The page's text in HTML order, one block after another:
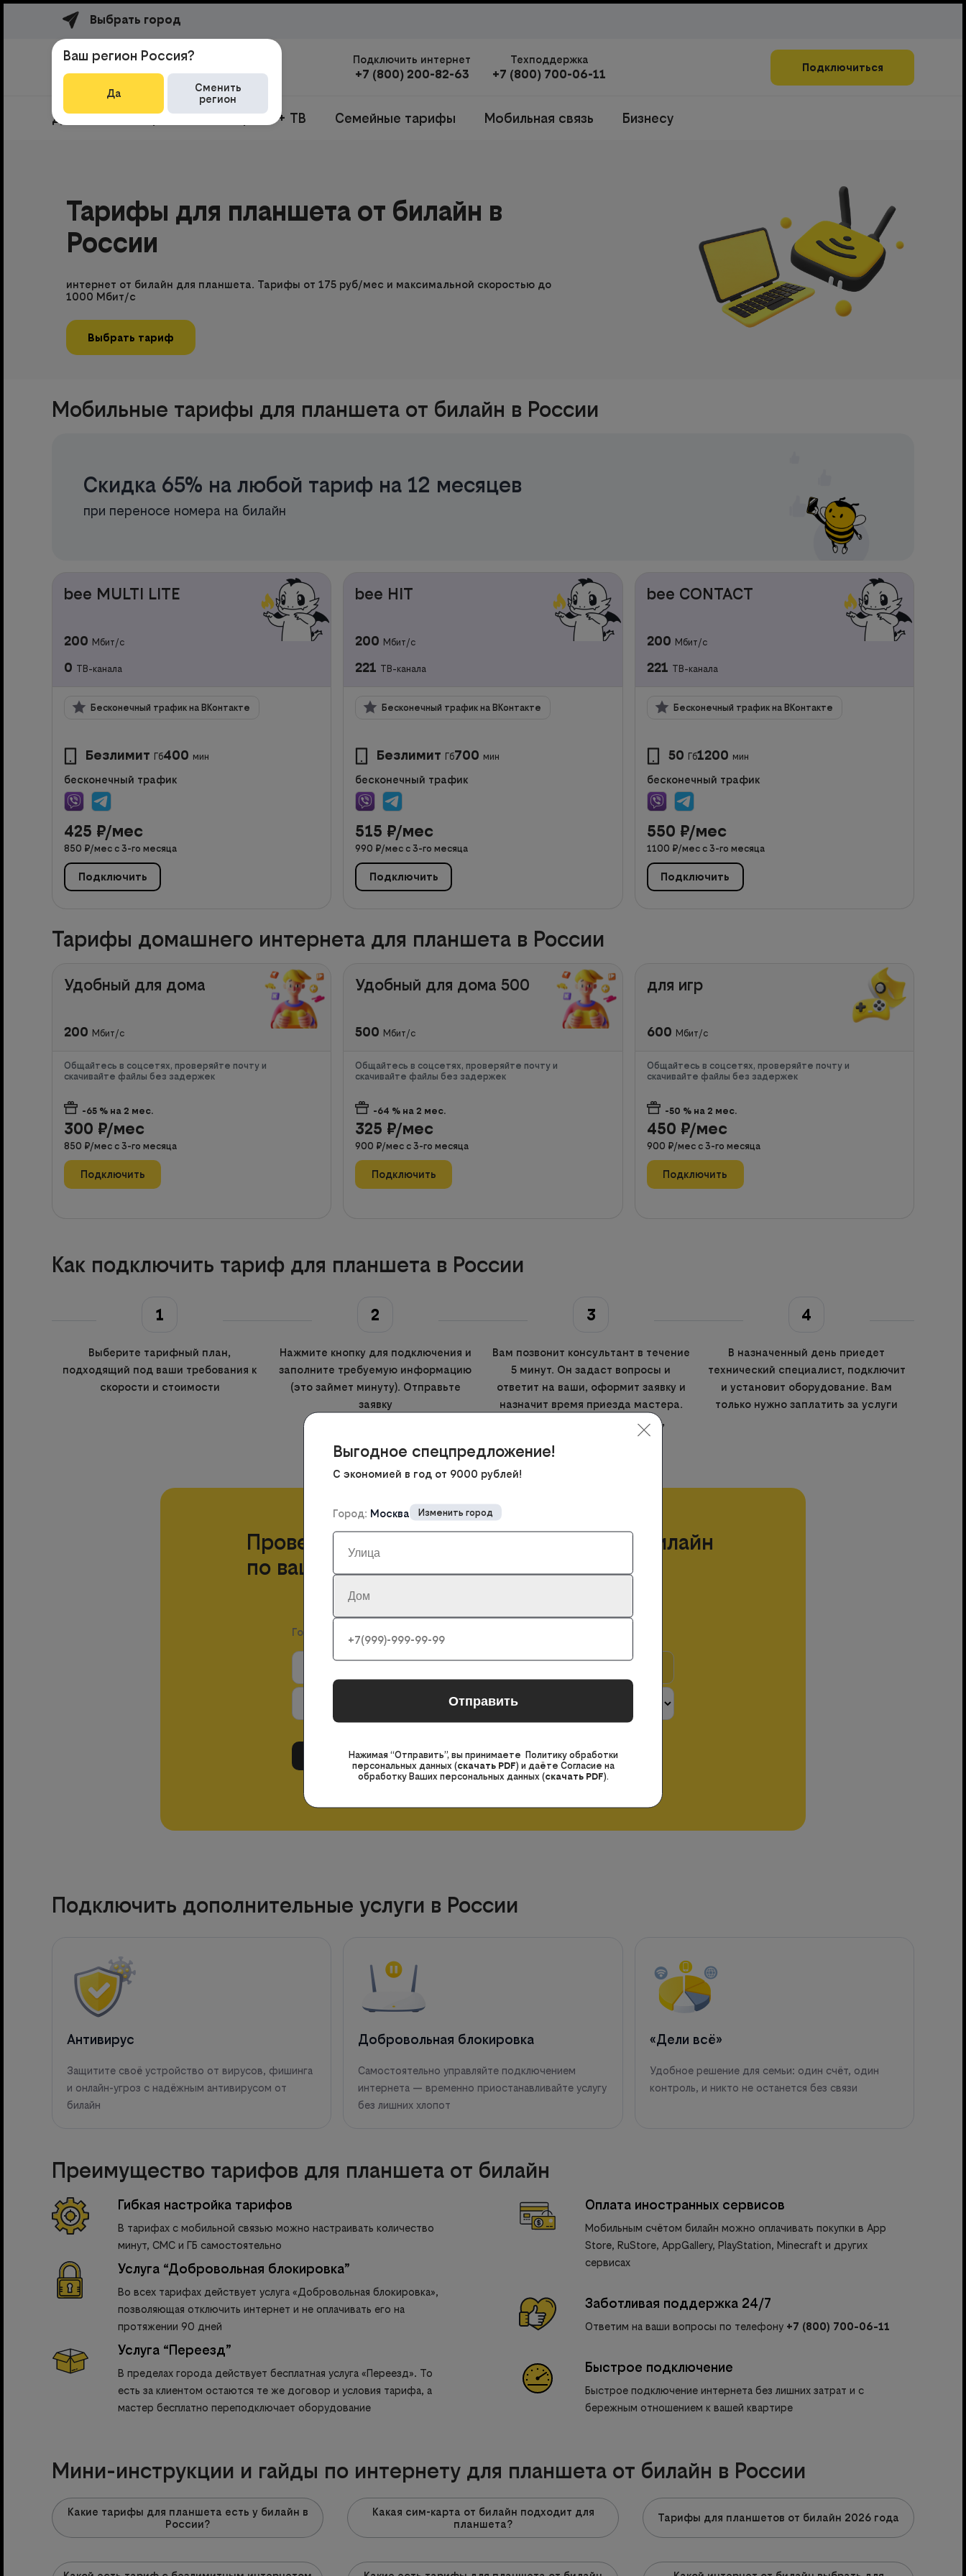
Выбрать город
Подключить интернет
+7 (800) 200-82-63
Техподдержка
+7 (800) 700-06-11 Подключиться
Домашний интернет Интернет + ТВ Семейные тарифы Мобильная связь Бизнесу
Тарифы для планшета от билайн в
России
интернет от билайн для планшета. Тарифы от 175 руб/мес и максимальной скоростью до
1000 Мбит/с
Выбрать тариф
Мобильные тарифы для планшета от билайн в России
Скидка 65% на любой тариф на 12 месяцев
при переносе номера на билайн
bee MULTI LITE
200 Мбит/с
0 ТВ-канала
Бесконечный трафик на ВКонтакте
Безлимит Гб400 мин
бесконечный трафик
425 ₽/мес
850 ₽/мес с 3-го месяца
Подключить
bee HIT
200 Мбит/с
221 ТВ-канала
Бесконечный трафик на ВКонтакте
Безлимит Гб700 мин
бесконечный трафик
515 ₽/мес
990 ₽/мес с3-го месяца
Подключить
bee CONTACT
200 Мбит/с
221 ТВ-канала
Бесконечный трафик на ВКонтакте
50 Гб1200 мин
бесконечный трафик
550 ₽/мес
1100 ₽/мес с 3-го месяца
Подключить
Тарифы домашнего интернета для планшета в России
Удобный для дома
200 Мбит/с
Общайтесь в соцсетях, проверяйте почту и
скачивайте файлы без задержек
-65 % на 2 мес.
300 ₽/мес
850 ₽/мес с 3-го месяца
Подключить
Удобный для дома 500
500 Мбит/с
Общайтесь в соцсетях, проверяйте почту и
скачивайте файлы без задержек
-64 % на2 мес.
325 ₽/мес
900 ₽/мес с3-го месяца
Подключить
для игр
600 Мбит/с
Общайтесь в соцсетях, проверяйте почту и
скачивайте файлы без задержек
-50 % на 2 мес.
450 ₽/мес
900 ₽/мес с 3-го месяца
Подключить
Как подключить тариф для планшета в России
1
Выберите тарифный план,
подходящий под ваши требования к
скорости и стоимости
2
Нажмите кнопку для подключения и
заполните требуемую информацию
(это займет минуту). Отправьте
заявку
3
Вам позвонит консультант в течение
5 минут. Он задаст вопросы и
ответит на ваши, оформит заявку и
назначит время приезда мастера.
Если у вас есть пожелания,
4
В назначенный день приедет
технический специалист, подключит
и установит оборудование. Вам
только нужно заплатить за услуги
Проверить возможность подключения билайн
по вашему адресу в России
Город:
обработки персональных данных (скачать PDF
даёте Согласие на обработку Ваших
персональных данных(скачать PDF)
Подключить дополнительные услуги в России
Антивирус
Защитите своё устройство от вирусов, фишинга
и онлайн-угроз с надёжным антивирусом от
билайн
Добровольная блокировка
Самостоятельно управляйте подключением
интернета — временно приостанавливайте услугу
без лишних хлопот
«Дели всё»
Удобное решение для семьи: один счёт, один
контроль, и никто не останется без связи
Преимущество тарифов для планшета от билайн
Гибкая настройка тарифов
В тарифах с мобильной связью можно настраивать количество
минут, СМС и ГБ самостоятельно
Услуга “Добровольная блокировка”
Во всех тарифах действует услуга «Добровольная блокировка»,
позволяющая отключить интернет и не оплачивать его на
протяжении 90 дней
Услуга “Переезд”
В пределах города действует бесплатная услуга «Переезд». То
есть за клиентом остаются те же договор и условия тарифа, а
мастер бесплатно переподключает оборудование
Оплата иностранных сервисов
Мобильным счётом билайн можно оплачивать покупки в App
Store, RuStore, AppGallery, PlayStation, Minecraft и других
сервисах
Заботливая поддержка 24/7
Ответим на ваши вопросы по телефону +7 (800) 700-06-11
Быстрое подключение
Быстрое подключение интернета без лишних затрат и с
бережным отношением к вашей квартире
Мини-инструкции и гайды по интернету для планшета от билайн в России
Какие тарифы для планшета есть у билайн в
России?
Какая сим-карта от билайн подходит для
планшета?
Тарифы для планшетов от билайн 2026 года
Выгодное спецпредложение!
С экономией в год от 9000 рублей!
Город: Москва Изменить город
Нажимая “Отправить”, вы принимаете Политику обработки
персональных данных (скачать PDF) и даёте Согласие на
обработку Ваших персональных данных (скачать PDF).
Ваш регион Россия?
Да
Сменить
регион